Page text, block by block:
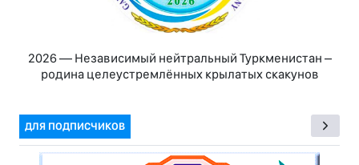
2026 — Независимый нейтральный Туркменистан –
родина целеустремлённых крылатых скакунов
ДЛЯ ПОДПИСЧИКОВ